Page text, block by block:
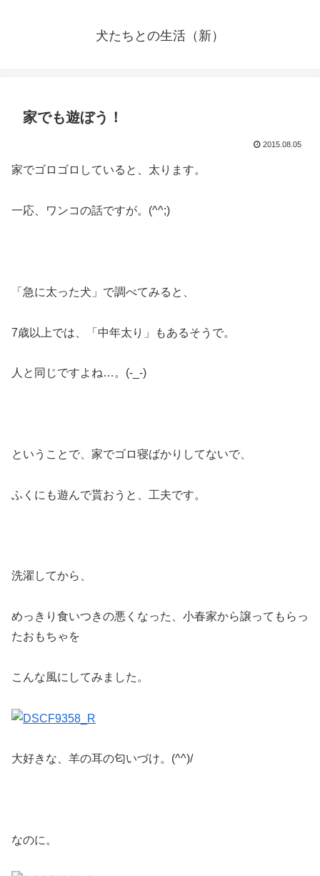
犬たちとの生活（新）
家でも遊ぼう！
2015.08.05
家でゴロゴロしていると、太ります。
一応、ワンコの話ですが。(^^;)
「急に太った犬」で調べてみると、
7歳以上では、「中年太り」もあるそうで。
人と同じですよね…。(-_-)
ということで、家でゴロ寝ばかりしてないで、
ふくにも遊んで貰おうと、工夫です。
洗濯してから、
めっきり食いつきの悪くなった、小春家から譲ってもらっ
たおもちゃを
こんな風にしてみました。
大好きな、羊の耳の匂いづけ。(^^)/
なのに。